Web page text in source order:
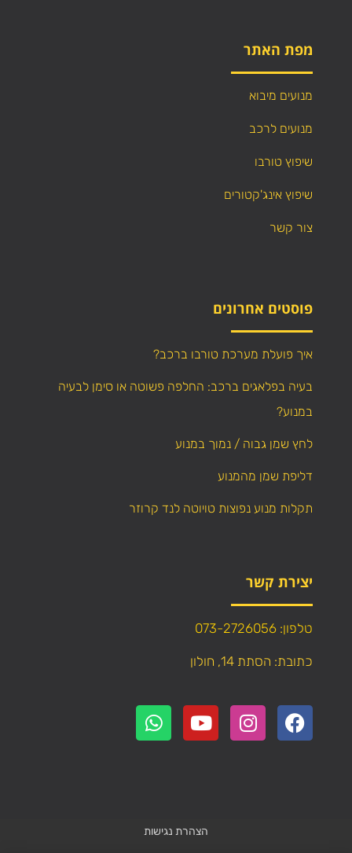
מפת האתר
מנועים מיבוא
מנועים לרכב
שיפוץ טורבו
שיפוץ אינג'קטורים
צור קשר
פוסטים אחרונים
איך פועלת מערכת טורבו ברכב?
בעיה בפלאגים ברכב: החלפה פשוטה או סימן לבעיה
במנוע?
לחץ שמן גבוה / נמוך במנוע
דליפת שמן מהמנוע
תקלות מנוע נפוצות טויוטה לנד קרוזר
יצירת קשר
טלפון: 073-2726056
כתובת: הסתת 14, חולון
הצהרת נגישות